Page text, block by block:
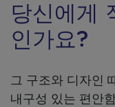
당신에게
인가요?
그 구조와 디자인
내구성 있는 편안